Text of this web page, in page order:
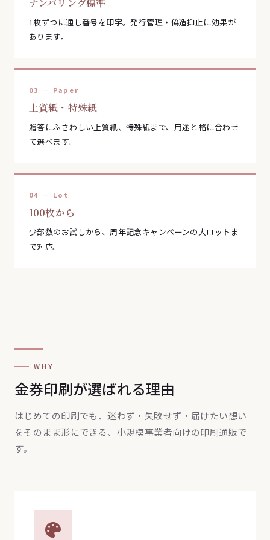
1枚ずつに通し番号を印字。発行管理・偽造抑止に効果が
あります。
03 — Paper
上質紙・特殊紙
贈答にふさわしい上質紙、特殊紙まで、用途と格に合わせ
て選べます。
04 — Lot
100枚から
少部数のお試しから、周年記念キャンペーンの大ロットま
で対応。
WHY
金券印刷が選ばれる理由
はじめての印刷でも、迷わず・失敗せず・届けたい想い
をそのまま形にできる、小規模事業者向けの印刷通販で
す。